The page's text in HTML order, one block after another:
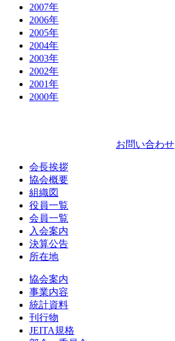
2007年
2006年
2005年
2004年
2003年
2002年
2001年
2000年
お問い合わせ
会長挨拶
協会概要
組織図
役員一覧
会員一覧
入会案内
決算公告
所在地
協会案内
事業内容
統計資料
刊行物
JEITA規格